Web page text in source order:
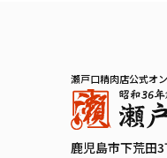
瀬戸口精肉店公式オ
鹿児島市下荒田